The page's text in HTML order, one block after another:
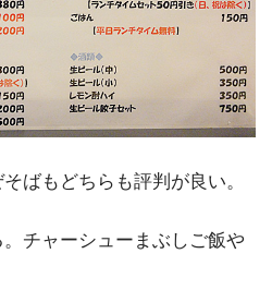
ばもどちらも評判が良い。
チャーシューまぶしご飯や